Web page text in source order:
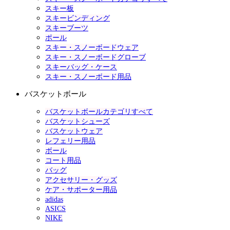
スキー板
スキービンディング
スキーブーツ
ポール
スキー・スノーボードウェア
スキー・スノーボードグローブ
スキーバッグ・ケース
スキー・スノーボード用品
バスケットボール
バスケットボールカテゴリすべて
バスケットシューズ
バスケットウェア
レフェリー用品
ボール
コート用品
バッグ
アクセサリー・グッズ
ケア・サポーター用品
adidas
ASICS
NIKE